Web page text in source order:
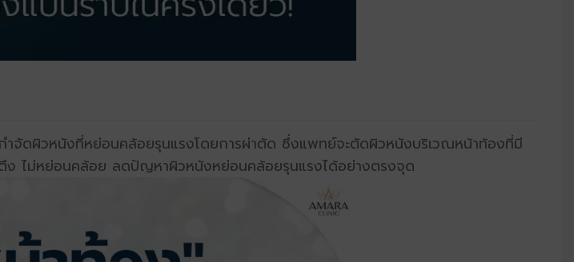
วหนังที่หย่อนคล้อยรุนแรงโดยการผ่าตัด ซึ่งแพทย์จะตัดผิวหนังบริเวณหน้าท้องที่มี
ง ไม่หย่อนคล้อย ลดปัญหาผิวหนังหย่อนคล้อยรุนแรงได้อย่างตรงจุด